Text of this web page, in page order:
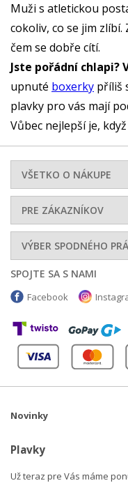
Muži s atletickou
cokoliv, co se jim
čem se dobře cítí.
Jste pořádní chlapi?
upnuté boxerky příliš
plavky pro vás mají
Vůbec nejlepší je,
VŠETKO O NÁKUPE
PRE ZÁKAZNÍKOV
VÝBER SPODNÉHO
SPOJTE SA S NAMI
Facebook
Novinky
Plavky
Už teraz pre Vás máme